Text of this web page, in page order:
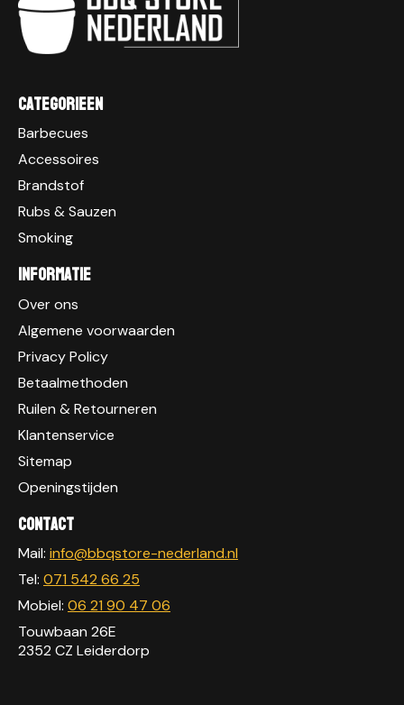
Categorieen
Barbecues
Accessoires
Brandstof
Rubs & Sauzen
Smoking
Informatie
Over ons
Algemene voorwaarden
Privacy Policy
Betaalmethoden
Ruilen & Retourneren
Klantenservice
Sitemap
Openingstijden
Contact
Mail: info@bbqstore-nederland.nl
Tel: 071 542 66 25
Mobiel: 06 21 90 47 06
Touwbaan 26E
2352 CZ Leiderdorp